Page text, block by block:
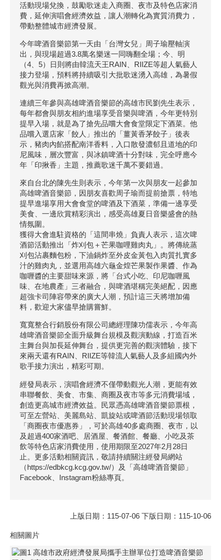
活動現場兌換，鼓勵歌迷走入商圈、夜市及特色店家消
費，延伸演唱會經濟效益，讓人潮轉化為實質消費力，
帶動整體城市經濟發展。
今年啤酒音樂節第一天由「台灣女兒」周子瑜壓軸演
出，與現場超過3.8萬名樂迷一同嗨翻全場；今、明
（4、5）日則將由韓流天王RAIN、RIIZE等超人氣藝人
接力登場，預料將持續吸引大批歌迷湧入高雄，為暑假
觀光與消費再掀高潮。
連續三年參與高雄啤酒音樂節的高雄市民劉先生表示，
每年都會與朋友相約進場享受音樂與啤酒，今年更特別
提早入場，就是為了搶先品嚐大會食堂限定下酒菜。他
品嚐入選店家「餃人」推出的「薑黃香茅餃子」後表
示，豬肉內餡搭配南洋香料，入口散發濃郁且道地的印
尼風味，層次豐富，與冰鎮啤酒十分對味，完全呼應今
年「印揪香」主題，推薦歌迷千萬不要錯過。
來自台北的陳先生則表示，今年第一次與朋友一起參加
高雄啤酒音樂節，因朋友喜歡周子瑜而提前搶票，特地
提早進場享用大會食堂的啤酒及下酒菜，準備一邊享受
美食、一邊欣賞精彩演出，感受高雄夏日音樂盛會的熱
情氛圍。
獲得大會進駐資格的「這間串燒」負責人表示，這次啤
酒節活動推出「炸刈包＋芒果咖哩雞肉丸」。將傳統蒸
刈包沾裹麵包粉，下油鍋炸至外皮金黃包入肉質扎實多
汁的雞肉丸，並選用高雄六龜金煌芒果製作果醬、作為
咖喱醬的主要甜味來源，將「台式小吃、印尼咖喱風
味、在地農產」三者融合，與啤酒堪稱完美絕配，因應
超強卡司陣容帶來的廣大人潮，預計這三天將增加備
料，歡迎大家儘早搶購嘗鮮。
寬寬整合行銷股份有限公司總經理陳功儒表示，今年高
雄啤酒音樂節全面升級舞台規模及觀演動線，打造百米
主舞台與加長延伸舞台，提供更完善的觀演體驗，接下
來兩天還有RAIN、RIIZE等韓流人氣藝人及多組國內外
歌手接力演出，精彩可期。
經發局表示，演唱會經濟不僅帶動觀光人潮，更能有效
串聯餐飲、美食、市集、商圈及夜市等多元消費場域，
創造更高城市經濟效益。民眾憑高雄啤酒音樂節票根，
可至左營站、美麗島站、凱旋站或啤酒節活動現場領取
「商圈夜市優惠券」，可於高雄40多處商圈、夜市，以
及超過400家酒吧、居酒屋、餐酒館、餐廳、小吃及茶
飲等特色店家消費使用，使用期限至2027年2月28日
止。更多活動相關資訊，敬請持續關注經發局網站
（https://edbkcg.kcg.gov.tw/）及「高雄啤酒音樂節」
Facebook、Instagram粉絲專頁。
上版日期：115-07-06 下版日期：115-10-06
相關圖片